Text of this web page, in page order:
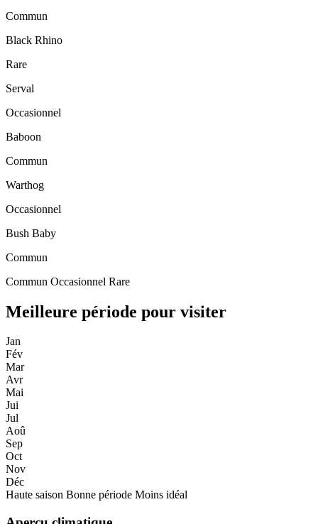
Commun
Black Rhino
Rare
Serval
Occasionnel
Baboon
Commun
Warthog
Occasionnel
Bush Baby
Commun
Commun Occasionnel Rare
Meilleure période pour visiter
Jan
Fév
Mar
Avr
Mai
Jui
Jul
Aoû
Sep
Oct
Nov
Déc
Haute saison Bonne période Moins idéal